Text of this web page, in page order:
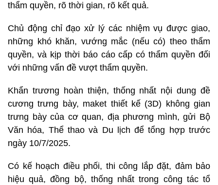
thẩm quyền, rõ thời gian, rõ kết quả.
Chủ động chỉ đạo xử lý các nhiệm vụ được giao,
những khó khăn, vướng mắc (nếu có) theo thẩm
quyền, và kịp thời báo cáo cấp có thẩm quyền đối
với những vấn đề vượt thẩm quyền.
Khẩn trương hoàn thiện, thống nhất nội dung đề
cương trưng bày, maket thiết kế (3D) không gian
trưng bày của cơ quan, địa phương mình, gửi Bộ
Văn hóa, Thể thao và Du lịch để tổng hợp trước
ngày 10/7/2025.
Có kế hoạch điều phối, thi công lắp đặt, đảm bảo
hiệu quả, đồng bộ, thống nhất trong công tác tổ